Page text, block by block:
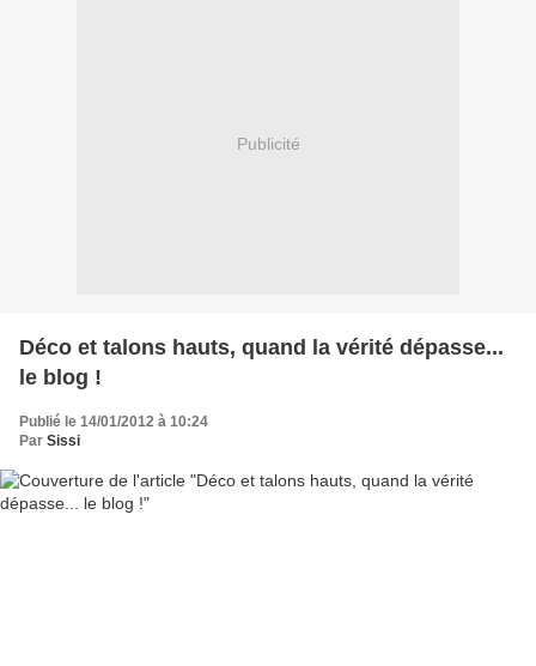
Publicité
Déco et talons hauts, quand la vérité dépasse...
le blog !
Publié le 14/01/2012 à 10:24
Par Sissi